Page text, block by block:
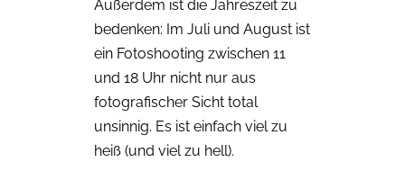
Außerdem ist die Jahreszeit zu
bedenken: Im Juli und August ist
ein Fotoshooting zwischen 11
und 18 Uhr nicht nur aus
fotografischer Sicht total
unsinnig. Es ist einfach viel zu
heiß (und viel zu hell).